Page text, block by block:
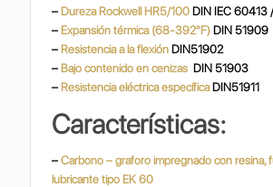
– Dureza Rockwell HR5/100 DIN IEC 60413
– Expansión térmica (68-392°F) DIN 51909
– Resistencia a la flexión DIN51902
– Bajo contenido en cenizas DIN 51903
– Resistencia eléctrica específica DIN51911
Características:
– Carbono – graforo impregnado con resina,
lubricante tipo EK 60